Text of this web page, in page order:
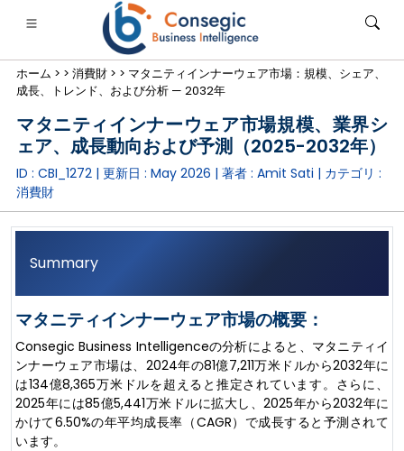
・金融・保険• 消費財 • エネルギーと電力• 食品・飲料
• ケーススタディ
ホーム > > 消費財 > > マタニティインナーウェア市場：規模、シェア、
成長、トレンド、および分析 — 2032年
マタニティインナーウェア市場規模、業界シ
ェア、成長動向および予測（2025-2032年）
ID : CBI_1272 | 更新日 : May 2026 | 著者 : Amit Sati | カテゴリ :
消費財
Summary
マタニティインナーウェア市場の概要：
Consegic Business Intelligenceの分析によると、マタニティイ
ンナーウェア市場は、2024年の81億7,211万米ドルから2032年に
は134億8,365万米ドルを超えると推定されています。さらに、
2025年には85億5,441万米ドルに拡大し、2025年から2032年に
かけて6.50%の年平均成長率（CAGR）で成長すると予測されて
います。